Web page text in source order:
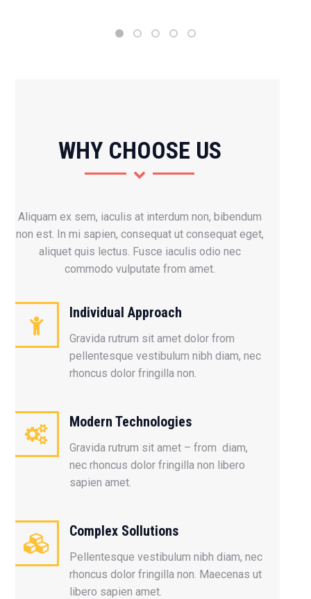
WHY CHOOSE US
Aliquam ex sem, iaculis at interdum non, bibendum
non est. In mi sapien, consequat ut consequat eget,
aliquet quis lectus. Fusce iaculis odio nec
commodo vulputate from amet.
Individual Approach
Gravida rutrum sit amet dolor from
pellentesque vestibulum nibh diam, nec
rhoncus dolor fringilla non.
Modern Technologies
Gravida rutrum sit amet – from diam,
nec rhoncus dolor fringilla non libero
sapien amet.
Complex Sollutions
Pellentesque vestibulum nibh diam, nec
rhoncus dolor fringilla non. Maecenas ut
libero sapien amet.